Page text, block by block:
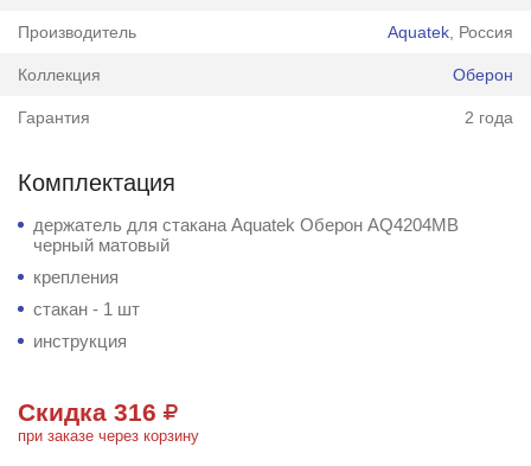
Производитель Aquatek , Россия
Коллекция Оберон
Гарантия 2 года
Комплектация
держатель для стакана Aquatek Оберон AQ4204MB
черный матовый
крепления
стакан - 1 шт
инструкция
Скидка 316
при заказе через корзину